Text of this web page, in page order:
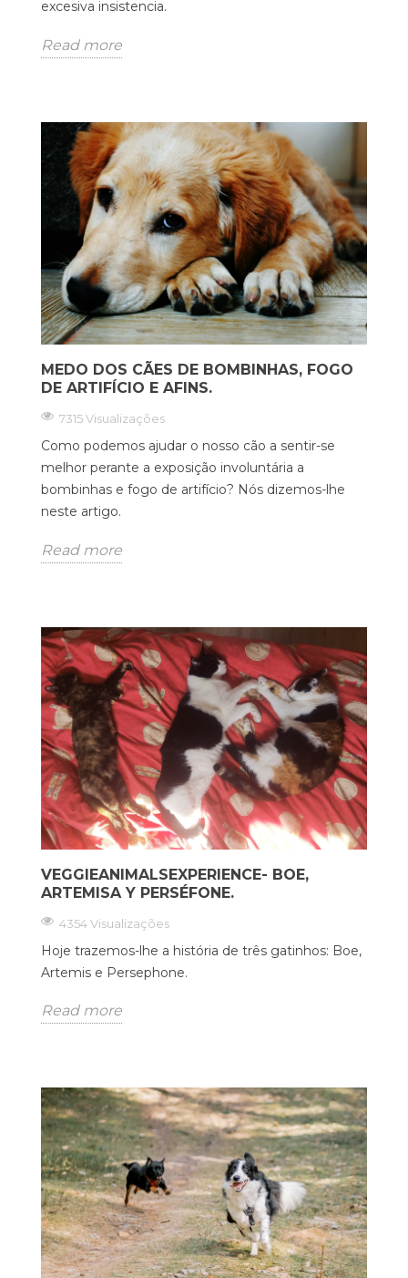
excesiva insistencia.
Read more
MEDO DOS CÃES DE BOMBINHAS, FOGO
DE ARTIFÍCIO E AFINS.
7315 Visualizações
Como podemos ajudar o nosso cão a sentir-se
melhor perante a exposição involuntária a
bombinhas e fogo de artifício? Nós dizemos-lhe
neste artigo.
Read more
VEGGIEANIMALSEXPERIENCE- BOE,
ARTEMISA Y PERSÉFONE.
4354 Visualizações
Hoje trazemos-lhe a história de três gatinhos: Boe,
Artemis e Persephone.
Read more